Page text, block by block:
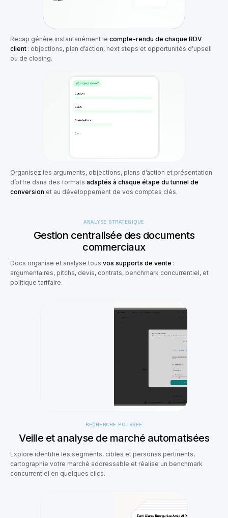
Recap génère instantanément le compte-rendu de chaque RDV
client : objections, plan d’action, next steps et opportunités d’upsell
ou de closing.
Organisez les arguments, objections, plans d’action et présentation
d’offre dans des formats adaptés à chaque étape du tunnel de
conversion et au développement de vos comptes clés.
ANALYSE STRATÉGIQUE
Gestion centralisée des documents
commerciaux
Docs organise et analyse tous vos supports de vente :
argumentaires, pitchs, devis, contrats, benchmark concurrentiel, et
politique tarifaire.
RECHERCHE POUSSÉE
Veille et analyse de marché automatisées
Explore identifie les segments, cibles et personas pertinents,
cartographie votre marché addressable et réalise un benchmark
concurrentiel en quelques clics.